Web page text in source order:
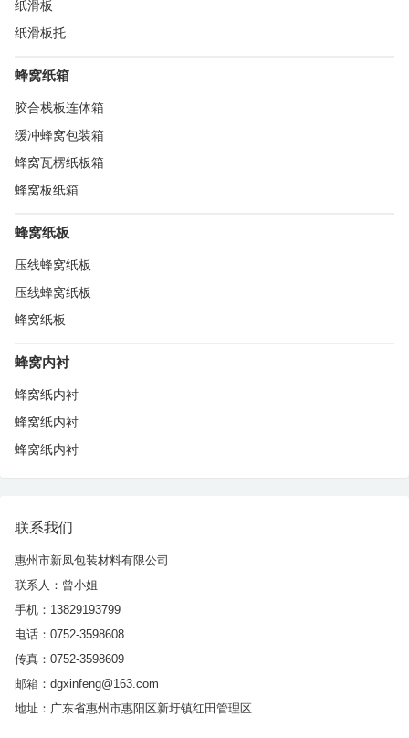
纸滑板
纸滑板托
蜂窝纸箱
胶合栈板连体箱
缓冲蜂窝包装箱
蜂窝瓦楞纸板箱
蜂窝板纸箱
蜂窝纸板
压线蜂窝纸板
压线蜂窝纸板
蜂窝纸板
蜂窝内衬
蜂窝纸内衬
蜂窝纸内衬
蜂窝纸内衬
联系我们
惠州市新凤包装材料有限公司
联系人：曾小姐
手机：13829193799
电话：0752-3598608
传真：0752-3598609
邮箱：dgxinfeng@163.com
地址：广东省惠州市惠阳区新圩镇红田管理区